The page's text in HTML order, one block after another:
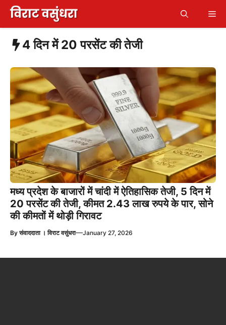
Skip
content
4 दिन में 20 परसेंट की तेजी
मध्य प्रदेश के बाजारों में चांदी में ऐतिहासिक तेजी, 5 दिन में
20 परसेंट की तेजी, कीमत 2.43 लाख रुपये के पार, सोने
की कीमतों में थोड़ी गिरावट
Byसंवाददाता । विराट वसुंधरा—January 27, 2026